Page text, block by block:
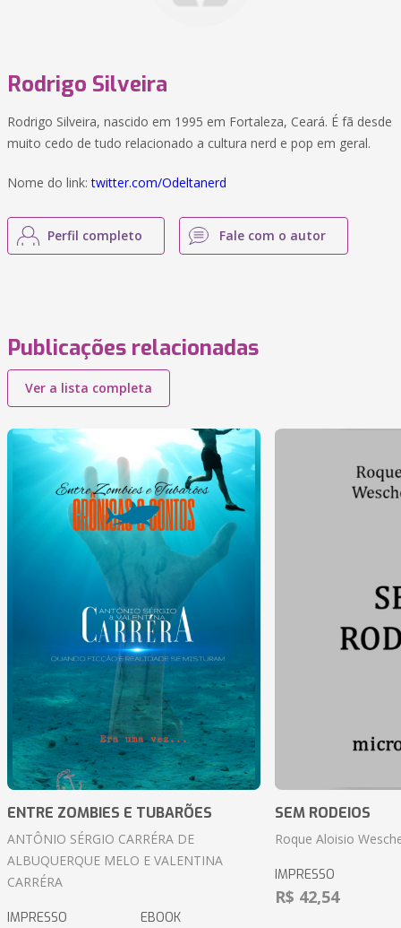
Rodrigo Silveira
Rodrigo Silveira, nascido em 1995 em Fortaleza, Ceará. É fã desde
muito cedo de tudo relacionado a cultura nerd e pop em geral.
Nome do link:twitter.com/Odeltanerd
Perfil completo Fale com o autor
Publicações relacionadas
Ver a lista completa
ENTRE ZOMBIES E TUBARÕES
ANTÔNIO SÉRGIO CARRÉRA DE
ALBUQUERQUE MELO E VALENTINA
CARRÉRA
IMPRESSO EBOOK
SEM RODEIOS
Roque Aloisio
IMPRESSO
R$ 42,54